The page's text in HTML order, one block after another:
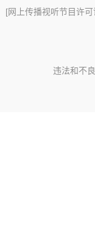
[网上传播视听节目许
违法和不